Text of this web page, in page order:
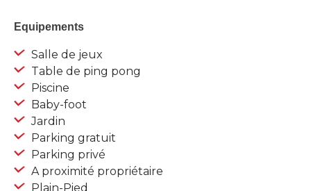
Equipements
Salle de jeux
Table de ping pong
Piscine
Baby-foot
Jardin
Parking gratuit
Parking privé
A proximité propriétaire
Plain-Pied